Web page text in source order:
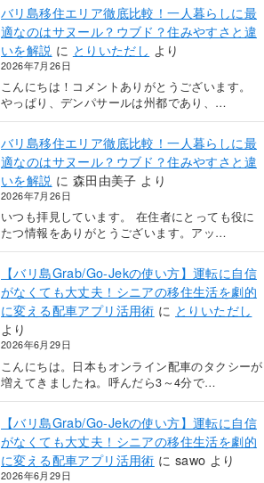
バリ島移住エリア徹底比較！一人暮らしに最
適なのはサヌール？ウブド？住みやすさと違
いを解説 に とりいただし より
2026年7月26日
こんにちは！コメントありがとうございます。
やっぱり、デンパサールは州都であり、…
バリ島移住エリア徹底比較！一人暮らしに最
適なのはサヌール？ウブド？住みやすさと違
いを解説 に 森田由美子 より
2026年7月26日
いつも拝見しています。 在住者にとっても役に
たつ情報をありがとうございます。アッ…
【バリ島Grab/Go-Jekの使い方】運転に自信
がなくても大丈夫！シニアの移住生活を劇的
に変える配車アプリ活用術 に とりいただし
より
2026年6月29日
こんにちは。日本もオンライン配車のタクシーが
増えてきましたね。呼んだら3～4分で…
【バリ島Grab/Go-Jekの使い方】運転に自信
がなくても大丈夫！シニアの移住生活を劇的
に変える配車アプリ活用術 にsawo より
2026年6月29日